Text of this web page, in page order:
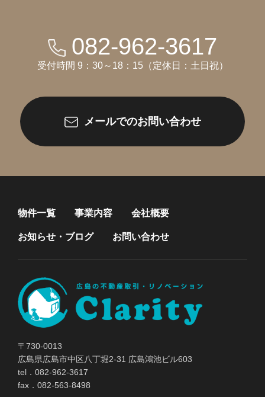
082-962-3617
受付時間 9：30～18：15（定休日：土日祝）
メールでのお問い合わせ
物件一覧 事業内容 会社概要
お知らせ・ブログ お問い合わせ
〒730-0013
広島県広島市中区八丁堀2-31 広島鴻池ビル603
tel．082-962-3617
fax．082-563-8498